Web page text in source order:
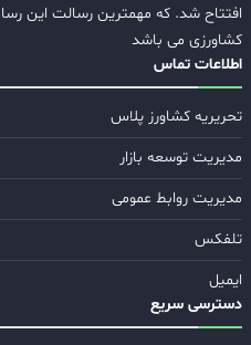
افتتاح شد. که مهمترین رسالت این
کشاورزی می باشد
اطلاعات تماس
تحریریه کشاورز پلاس
مدیریت توسعه بازار
مدیریت روابط عمومی
تلفکس
ایمیل
دسترسی سریع